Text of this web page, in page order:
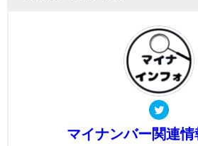
マイナンバー関連